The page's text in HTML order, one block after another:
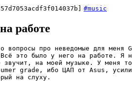
#music
работе
вопросы про неведомые для меня
это было у него на работе. Я
звучит, на моей музыке. У меня
grade, ибо ЦАП от Asus,
на слуху.